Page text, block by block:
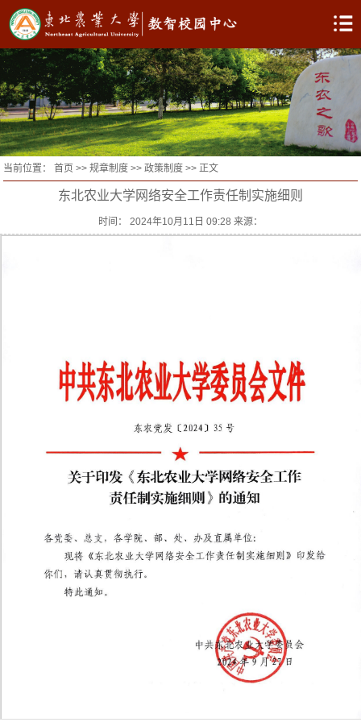
当前位置：首页 >>规章制度 >>政策制度 >> 正文
东北农业大学网络安全工作责任制实施细则
时间： 2024年10月11日 09:28 来源：